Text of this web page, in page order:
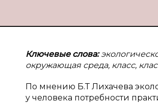
Ключевые слова:
окружающая среда, класс,
По мнению Б.Т Лихачева
у человека потребности